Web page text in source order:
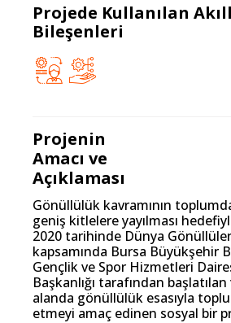
Projede Kullanılan
Bileşenleri
Projenin
Amacı ve
Açıklaması
Gönüllülük kavramının
geniş kitlelere yayılması
2020 tarihinde Dünya
kapsamında Bursa Büyükşehir
Gençlik ve Spor Hizmetleri
Başkanlığı tarafından
alanda gönüllülük esasıyla
etmeyi amaç edinen sosyal bir